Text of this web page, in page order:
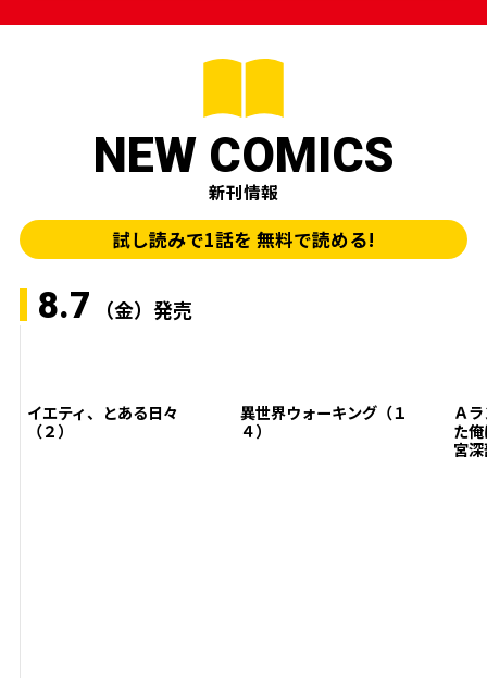
NEW COMICS
新刊情報
試し読みで1話を 無料で読める!
イエティ、とある日々
（２）
異世界ウォーキング（１
４）
Ａ
た
宮
8.7 （金）発売